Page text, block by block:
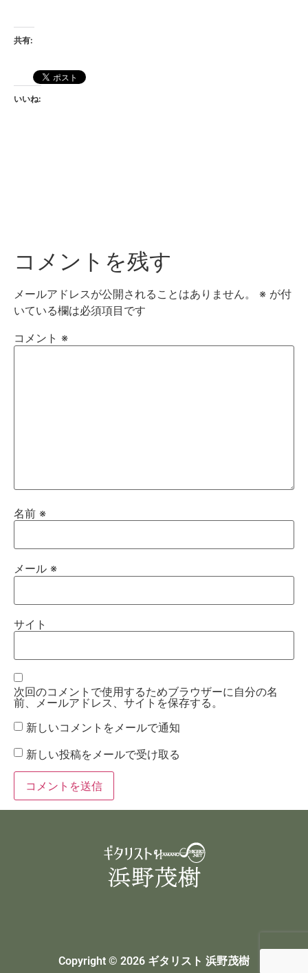
共有:
いいね:
コメントを残す
メールアドレスが公開されることはありません。 ※ が付
いている欄は必須項目です
コメント ※
名前 ※
メール ※
サイト
次回のコメントで使用するためブラウザーに自分の名
前、メールアドレス、サイトを保存する。
新しいコメントをメールで通知
新しい投稿をメールで受け取る
Copyright © 2026 ギタリスト 浜野茂樹